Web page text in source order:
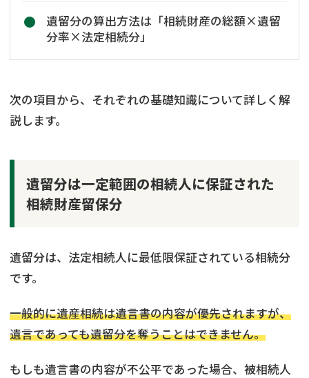
遺留分の算出方法は「相続財産の総額×遺留
分率×法定相続分」
次の項目から、それぞれの基礎知識について詳しく解
説します。
遺留分は一定範囲の相続人に保証された
相続財産留保分
遺留分は、法定相続人に最低限保証されている相続分
です。
一般的に遺産相続は遺言書の内容が優先されますが、
遺言であっても遺留分を奪うことはできません。
もしも遺言書の内容が不公平であった場合、被相続人